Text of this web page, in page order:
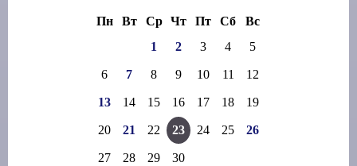
Пн Вт Ср Чт Пт Сб
Вс
1
2 3 4 5
6 7 8 9 10 11 12
13 14 15 16 17 18 19
20 21 22 23 24 25 26
27 28 29 30